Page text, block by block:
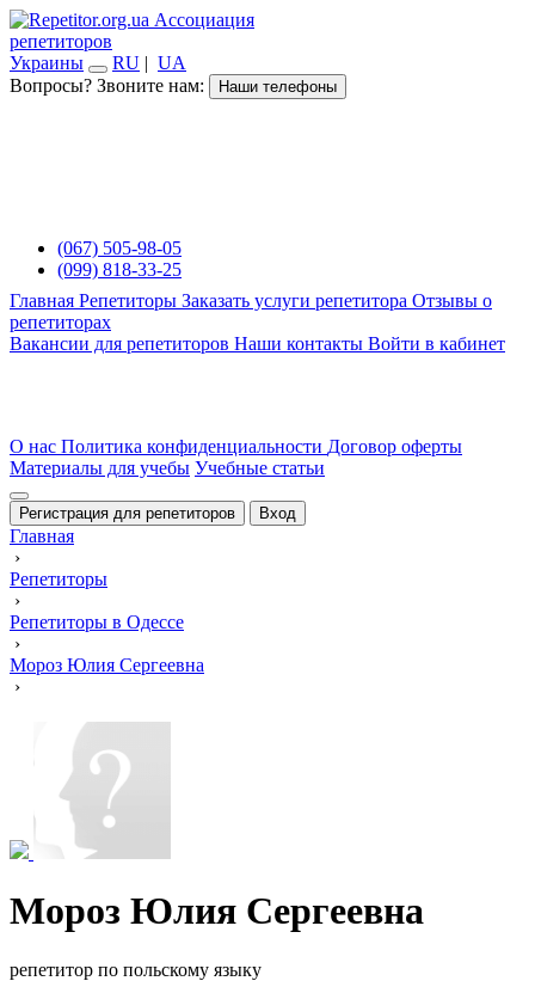
Ассоциация
репетиторов
Украины
RU | UA
Вопросы? Звоните нам:
Наши телефоны
(067) 505-98-05
(099) 818-33-25
Главная Репетиторы Заказать услуги репетитора Отзывы о
репетиторах
Вакансии для репетиторов Наши контакты Войти в кабинет
О нас Политика конфиденциальности Договор оферты
Материалы для учебы Учебные статьи
Регистрация для репетиторов Вход
Главная
›
Репетиторы
›
Репетиторы в Одессе
›
Мороз Юлия Сергеевна
›
Мороз Юлия Сергеевна
репетитор по польскому языку